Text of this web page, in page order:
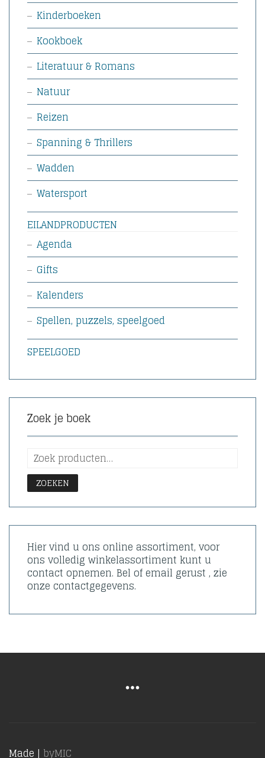
Kinderboeken
Kookboek
Literatuur & Romans
Natuur
Reizen
Spanning & Thrillers
Wadden
Watersport
EILANDPRODUCTEN
Agenda
Gifts
Kalenders
Spellen, puzzels, speelgoed
SPEELGOED
Zoek je boek
ZOEKEN
Hier vind u ons online assortiment, voor
ons volledig winkelassortiment kunt u
contact opnemen. Bel of email gerust , zie
onze contactgegevens.
Made | byMIC